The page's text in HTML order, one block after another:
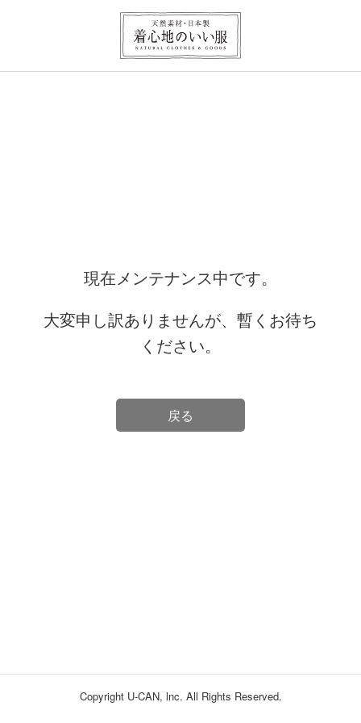
現在メンテナンス中です。
大変申し訳ありませんが、暫くお待ち
ください。
戻る
Copyright U-CAN, lnc. All Rights Reserved.